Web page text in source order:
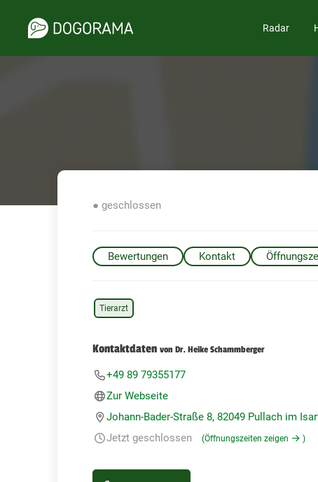
Radar
● geschlossen
Bewertungen Kontakt
Tierarzt
Kontaktdaten von Dr. Heike Schammberger
+49 89 79355177
Zur Webseite
Johann-Bader-Straße 8, 82049 Pullach im
Jetzt geschlossen
(Öffnungszeiten zeigen )